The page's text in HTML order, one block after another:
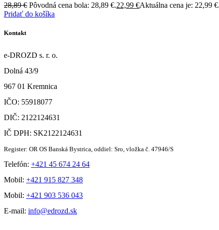
28,89€ Pôvodná cena bola: 28,89 €.22,99 €Aktuálna cena je: 22,99 €.
Pridať do košíka
Kontakt
e-DROZD s. r. o.
Dolná 43/9
967 01 Kremnica
IČO: 55918077
DIČ: 2122124631
IČ DPH: SK2122124631
Register: OR OS Banská Bystrica, oddiel: Sro, vložka č. 47946/S
Telefón: +421 45 674 24 64
Mobil: +421 915 827 348
Mobil: +421 903 536 043
E-mail: info@edrozd.sk